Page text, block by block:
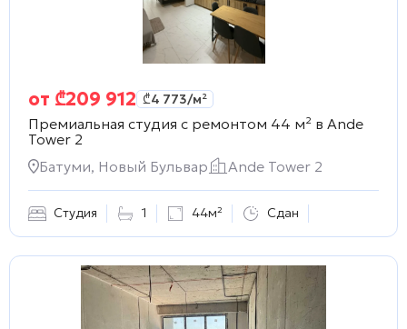
от ₾209 912 ₾4 773/м²
Премиальная студия с ремонтом 44 м² в Ande
Tower 2
Батуми, Новый Бульвар
Ande Tower 2
Студия 1 44м² Сдан